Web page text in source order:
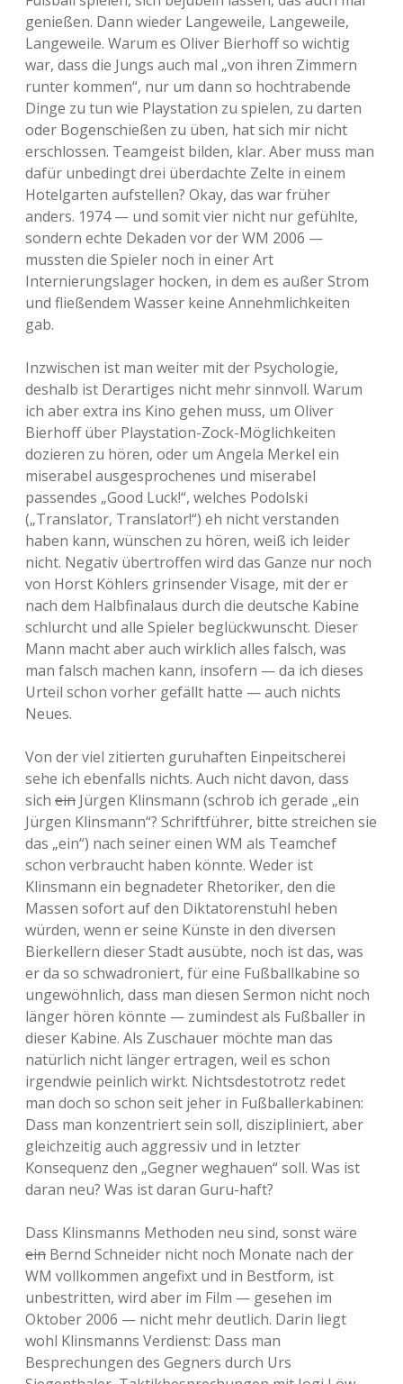
genießen. Dann wieder Langeweile, Langeweile,
Langeweile. Warum es Oliver Bierhoff so wichtig
war, dass die Jungs auch mal „von ihren Zimmern
runter kommen“, nur um dann so hochtrabende
Dinge zu tun wie Playstation zu spielen, zu darten
oder Bogenschießen zu üben, hat sich mir nicht
erschlossen. Teamgeist bilden, klar. Aber muss man
dafür unbedingt drei überdachte Zelte in einem
Hotelgarten aufstellen? Okay, das war früher
anders. 1974 — und somit vier nicht nur gefühlte,
sondern echte Dekaden vor der WM 2006 —
mussten die Spieler noch in einer Art
Internierungslager hocken, in dem es außer Strom
und fließendem Wasser keine Annehmlichkeiten
gab.
Inzwischen ist man weiter mit der Psychologie,
deshalb ist Derartiges nicht mehr sinnvoll. Warum
ich aber extra ins Kino gehen muss, um Oliver
Bierhoff über Playstation-Zock-Möglichkeiten
dozieren zu hören, oder um Angela Merkel ein
miserabel ausgesprochenes und miserabel
passendes „Good Luck!“, welches Podolski
(„Translator, Translator!“) eh nicht verstanden
haben kann, wünschen zu hören, weiß ich leider
nicht. Negativ übertroffen wird das Ganze nur noch
von Horst Köhlers grinsender Visage, mit der er
nach dem Halbfinalaus durch die deutsche Kabine
schlurcht und alle Spieler beglückwunscht. Dieser
Mann macht aber auch wirklich alles falsch, was
man falsch machen kann, insofern — da ich dieses
Urteil schon vorher gefällt hatte — auch nichts
Neues.
Von der viel zitierten guruhaften Einpeitscherei
sehe ich ebenfalls nichts. Auch nicht davon, dass
sich ein Jürgen Klinsmann (schrob ich gerade „ein
Jürgen Klinsmann“? Schriftführer, bitte streichen sie
das „ein“) nach seiner einen WM als Teamchef
schon verbraucht haben könnte. Weder ist
Klinsmann ein begnadeter Rhetoriker, den die
Massen sofort auf den Diktatorenstuhl heben
würden, wenn er seine Künste in den diversen
Bierkellern dieser Stadt ausübte, noch ist das, was
er da so schwadroniert, für eine Fußballkabine so
ungewöhnlich, dass man diesen Sermon nicht noch
länger hören könnte — zumindest als Fußballer in
dieser Kabine. Als Zuschauer möchte man das
natürlich nicht länger ertragen, weil es schon
irgendwie peinlich wirkt. Nichtsdestotrotz redet
man doch so schon seit jeher in Fußballerkabinen:
Dass man konzentriert sein soll, diszipliniert, aber
gleichzeitig auch aggressiv und in letzter
Konsequenz den „Gegner weghauen“ soll. Was ist
daran neu? Was ist daran Guru-haft?
Dass Klinsmanns Methoden neu sind, sonst wäre
ein Bernd Schneider nicht noch Monate nach der
WM vollkommen angefixt und in Bestform, ist
unbestritten, wird aber im Film — gesehen im
Oktober 2006 — nicht mehr deutlich. Darin liegt
wohl Klinsmanns Verdienst: Dass man
Besprechungen des Gegners durch Urs